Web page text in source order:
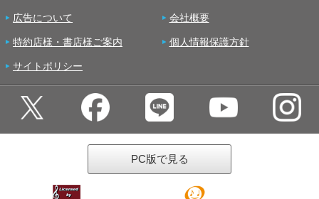
広告について 会社概要
特約店様・書店様ご案内 個人情報保護方針
サイトポリシー
PC版で見る